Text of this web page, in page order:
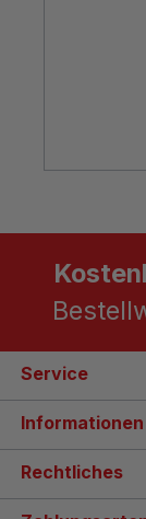
Service
Informationen
Rechtliches